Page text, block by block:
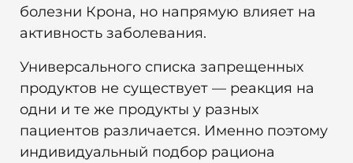
болезни Крона, но напрямую влияет на
активность заболевания.
Универсального списка запрещенных
продуктов не существует — реакция на
одни и те же продукты у разных
пациентов различается. Именно поэтому
индивидуальный подбор рациона